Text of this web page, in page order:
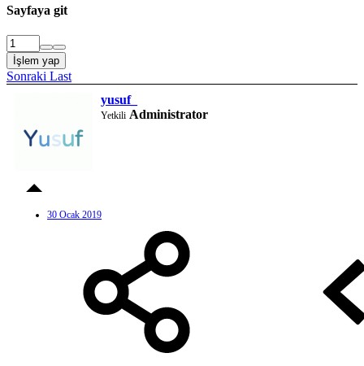
Sayfaya git
İşlem yap
Sonraki Last
yusuf_
Yetkili Administrator
30 Ocak 2019